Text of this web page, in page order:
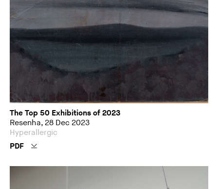
The Top 50 Exhibitions of 2023
Resenha, 28 Dec 2023
Hyperallergic
PDF